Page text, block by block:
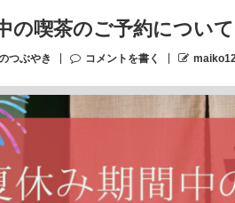
の喫茶のご予約について
つぶやき コメントを書く